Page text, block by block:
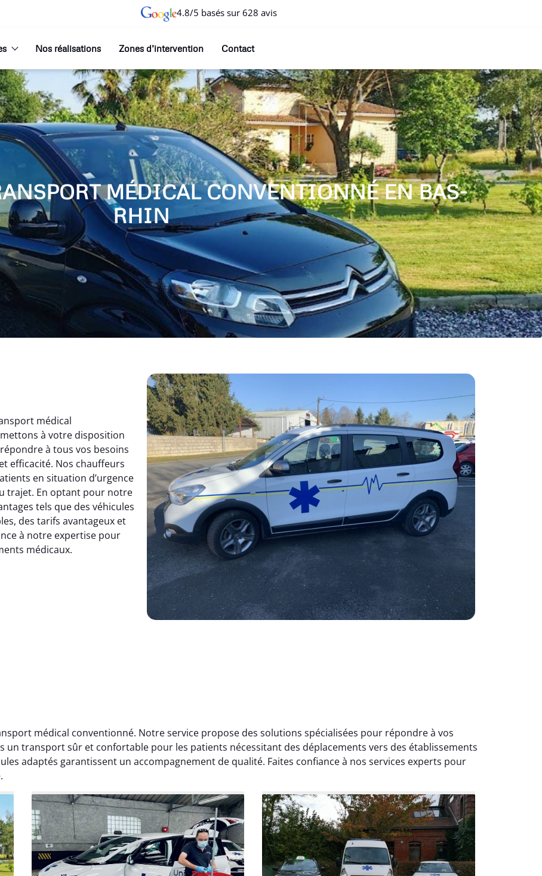
4.8/5 basés sur 628 avis
Nos réalisations Zones d’intervention Contact
MÉDICAL CONVENTIONNÉ EN BAS-
RHIN
médical
à votre disposition
à tous vos besoins
efficacité. Nos chauffeurs
en situation d’urgence
trajet. En optant pour notre
tels que des véhicules
des tarifs avantageux et
à notre expertise pour
médicaux.
médical conventionné. Notre service propose des solutions spécialisées pour répondre à vos
un transport sûr et confortable pour les patients nécessitant des déplacements vers des établissements
adaptés garantissent un accompagnement de qualité. Faites confiance à nos services experts pour